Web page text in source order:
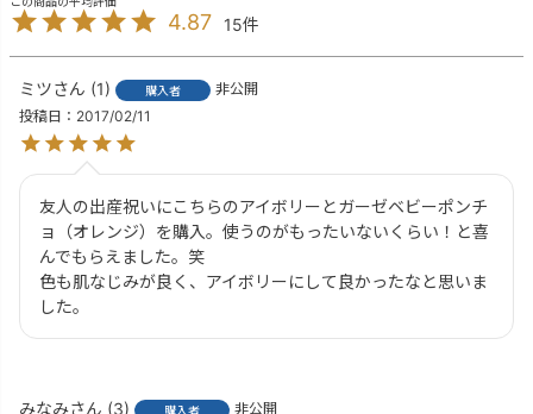
4.87 15
ミツ 1 購入者
非公開
投稿日
2017/02/11
友人の出産祝いにこちらのアイボリーとガーゼベビーポンチ
ョ（オレンジ）を購入。使うのがもったいないくらい！と喜
んでもらえました。笑
色も肌なじみが良く、アイボリーにして良かったなと思いま
した。
みなみ 3 購入者
非公開